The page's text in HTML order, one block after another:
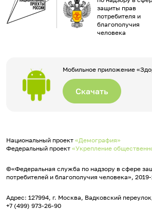
защиты прав
потребителя и
благополучия
человека
Мобильное приложение
Скачать
Национальный проект «Демография»
Федеральный проект «Укрепление
©«Федеральная служба по надзору в сфере
потребителей и благополучия человека»,
Адрес: 127994, г. Москва, Вадковский
+7 (499) 973-26-90